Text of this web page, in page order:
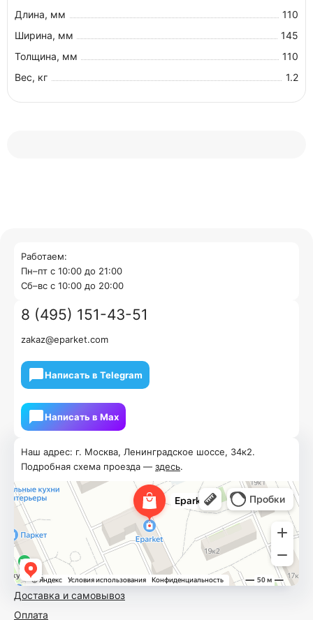
Длина, мм
110
Ширина, мм
145
Толщина, мм
110
Вес, кг
1.2
Доставка и самовывоз
Оплата
Наш адрес: г. Москва, Ленинградское шоссе, 34к2.
Подробная схема проезда — здесь.
Работаем:
Пн–пт с 10:00 до 21:00
Cб–вс с 10:00 до 20:00
8 (495) 151-43-51
zakaz@eparket.com
Написать в Telegram
Написать в Мах